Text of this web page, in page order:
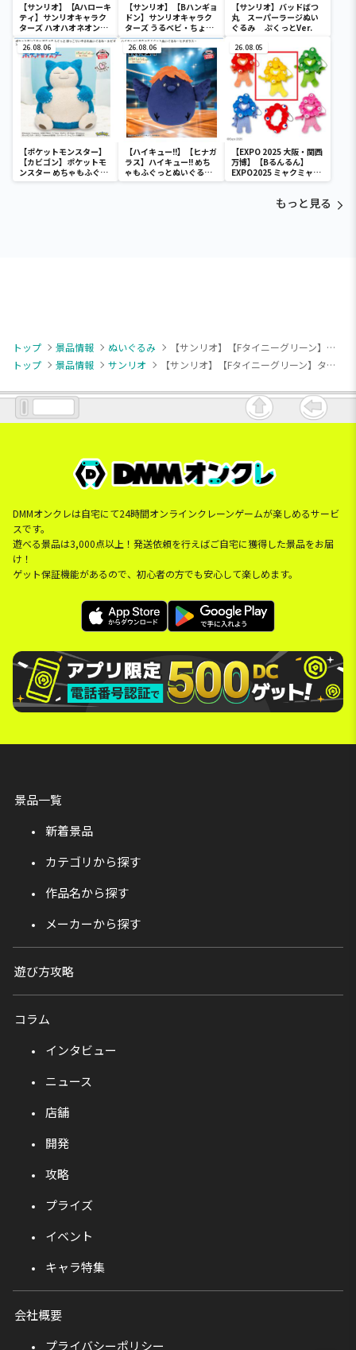
【サンリオ】【Aハローキ
ティ】サンリオキャラク
ターズ ハオハオネオンタ
ウンドールBIGタイプ1
【サンリオ】【Bハンギョ
ドン】サンリオキャラク
ターズ うるベビ・ちょい
デカドール
【サンリオ】バッドばつ
丸 スーパーラージぬい
ぐるみ ぷくっとVer.
26.08.06
【ポケットモンスター】
【カビゴン】ポケットモ
ンスター めちゃもふぐっ
と ほっこりいやされぬい
26.08.06
【ハイキュー!!】【ヒナガ
ラス】ハイキュー!! めち
ゃもふぐっとぬいぐるみ
～ヒナガラス～
26.08.05
【EXPO 2025 大阪・関西
万博】【Bるんるん】
EXPO2025 ミャクミャク
カラフルゴム紐付きぬい
もっと見る
トップ 景品情報 ぬいぐるみ
【サンリオ】【Fタイニーグリーン】タイニーチャム ふわふわBIGぬいぐるみ
トップ
景品情報 サンリオ 【サンリオ】【Fタイニーグリーン】タイニーチャム ふわふわBIGぬいぐるみ
DMMオンクレは自宅にて24時間オンラインクレーンゲームが楽しめるサービ
スです。
遊べる景品は3,000点以上！発送依頼を行えばご自宅に獲得した景品をお届
け！
ゲット保証機能があるので、初心者の方でも安心して楽しめます。
景品一覧
新着景品
カテゴリから探す
作品名から探す
メーカーから探す
遊び方攻略
コラム
インタビュー
ニュース
店舗
開発
攻略
プライズ
イベント
キャラ特集
会社概要
プライバシーポリシー